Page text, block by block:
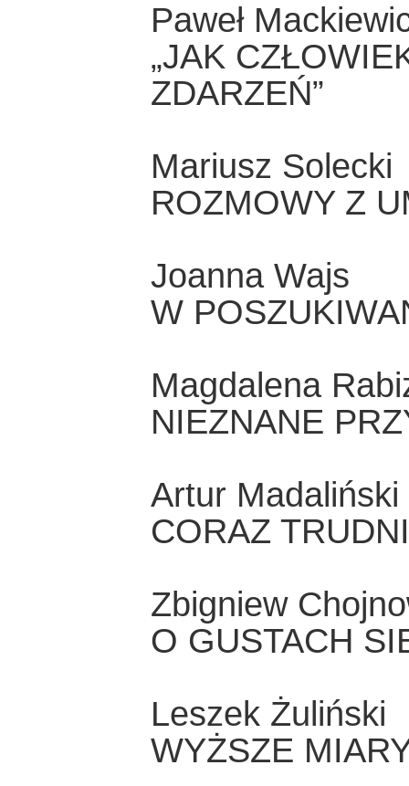
Paweł
„JAK
ZDARZEŃ”
Mariusz Solecki
ROZMOWY Z
Joanna Wajs
W
Magdalena
NIEZNANE
Artur Madaliński
CORAZ
Zbigniew
O GUSTACH
Leszek Żuliński
WYŻSZE